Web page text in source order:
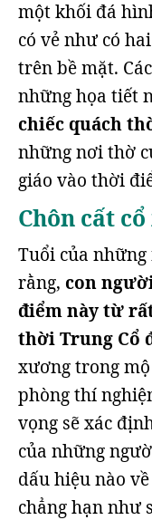
một khối đá
có vẻ như có
trên bề mặt.
những họa tiết
chiếc quách
những nơi thờ
giáo vào thời
Chôn cất
Tuổi của
rằng, con
điểm này từ
thời Trung Cổ
xương trong
phòng thí
vọng sẽ xác
của những
dấu hiệu nào
chẳng hạn như